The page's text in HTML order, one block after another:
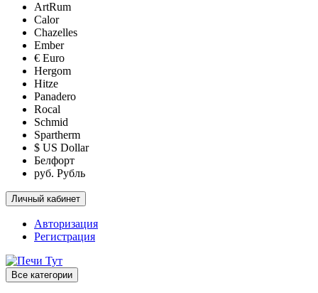
ArtRum
Calor
Chazelles
Ember
€ Euro
Hergom
Hitze
Panadero
Rocal
Schmid
Spartherm
$ US Dollar
Белфорт
руб. Рубль
Личный кабинет
Авторизация
Регистрация
Все категории